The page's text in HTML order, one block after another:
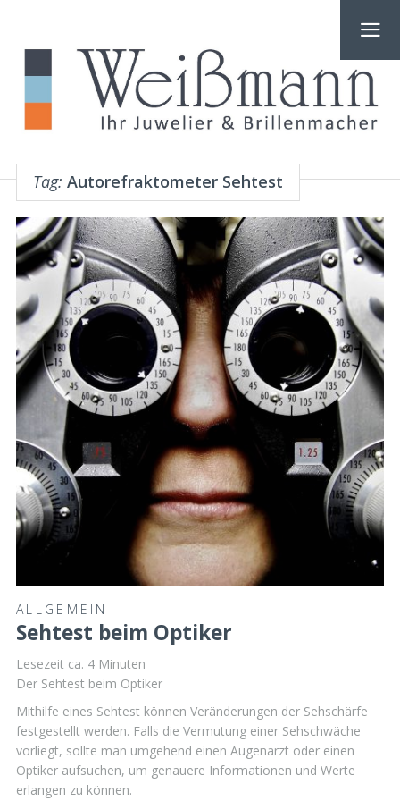
Tag: Autorefraktometer Sehtest
ALLGEMEIN
Sehtest beim Optiker
Lesezeit ca. 4 Minuten
Der Sehtest beim Optiker
Mithilfe eines Sehtest können Veränderungen der Sehschärfe
festgestellt werden. Falls die Vermutung einer Sehschwäche
vorliegt, sollte man umgehend einen Augenarzt oder einen
Optiker aufsuchen, um genauere Informationen und Werte
erlangen zu können.